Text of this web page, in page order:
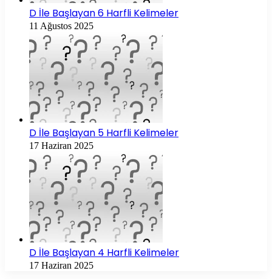
D İle Başlayan 6 Harfli Kelimeler
11 Ağustos 2025
D İle Başlayan 5 Harfli Kelimeler
17 Haziran 2025
D İle Başlayan 4 Harfli Kelimeler
17 Haziran 2025